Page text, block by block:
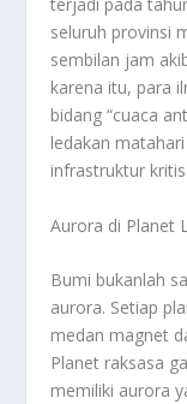
seluruh provinsi
sembilan jam
karena itu, para
bidang “cuaca
ledakan
infrastruktur
Aurora di Planet
Bumi bukanlah
aurora. Setiap
medan magnet
Planet raksasa
memiliki aurora